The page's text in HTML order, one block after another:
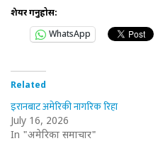
शेयर गर्नुहोस:
WhatsApp
Related
इरानबाट अमेरिकी नागरिक रिहा
July 16, 2026
In "अमेरिका समाचार"